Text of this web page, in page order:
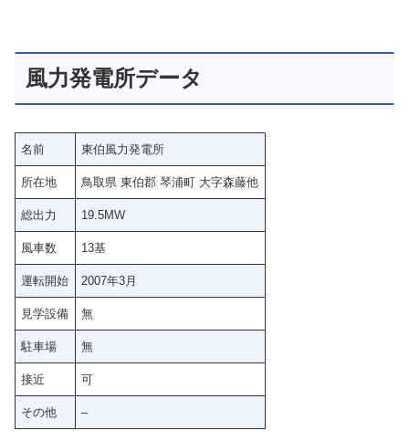
風力発電所データ
名前 東伯風力発電所
所在地 鳥取県 東伯郡 琴浦町 大字森藤他
総出力 19.5MW
風車数 13基
運転開始 2007年3月
見学設備 無
駐車場 無
接近 可
その他 –